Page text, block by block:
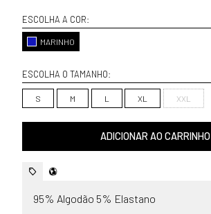
ESCOLHA A COR:
MARINHO
ESCOLHA O TAMANHO:
S M L XL XXL
ADICIONAR AO CARRINHO
95% Algodão 5% Elastano